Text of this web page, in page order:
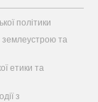
політики
землеустрою та
етики та
з